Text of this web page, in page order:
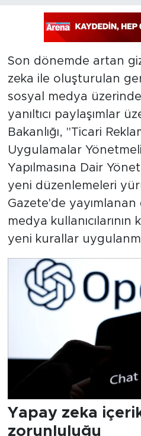
Son dönemde artan
zeka ile oluşturulan
sosyal medya
yanıltıcı paylaşımlar
Bakanlığı, "Ticari
Uygulamalar
Yapılmasına Dair
yeni düzenlemeleri
Gazete'de yayımlanan
medya
yeni kurallar
Yapay zeka
zorunluluğu